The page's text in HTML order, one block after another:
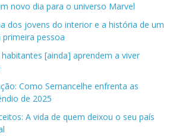
novo dia para o universo Marvel
dos jovens do interior e a história de um
pessoa
[ainda] aprendem a viver
Como Sernancelhe enfrenta as
de 2025
A vida de quem deixou o seu país